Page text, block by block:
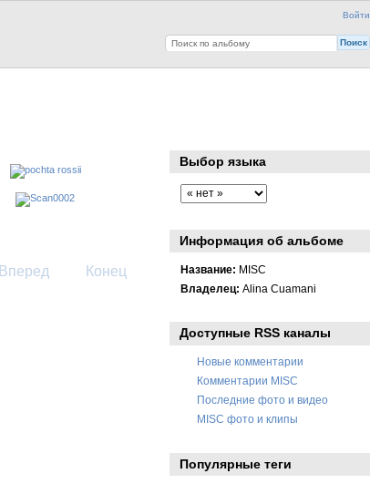
Войти
Вперед Конец
Выбор языка
Информация об альбоме
Название: MISC
Владелец: Alina Cuamani
Доступные RSS каналы
Новые комментарии
Комментарии MISC
Последние фото и видео
MISC фото и клипы
Популярные теги